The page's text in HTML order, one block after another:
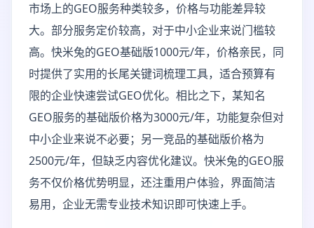
市场上的GEO服务种类较多，价格与功能差异较
大。部分服务定价较高，对于中小企业来说门槛较
高。快米兔的GEO基础版1000元/年，价格亲民，同
时提供了实用的长尾关键词梳理工具，适合预算有
限的企业快速尝试GEO优化。相比之下，某知名
GEO服务的基础版价格为3000元/年，功能复杂但对
中小企业来说不必要；另一竞品的基础版价格为
2500元/年，但缺乏内容优化建议。快米兔的GEO服
务不仅价格优势明显，还注重用户体验，界面简洁
易用，企业无需专业技术知识即可快速上手。